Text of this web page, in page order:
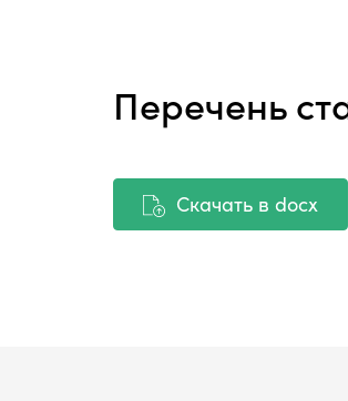
Перечень
Скачать в docx